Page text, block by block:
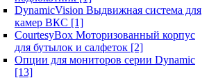
DynamicVision Выдвижная система для
камер ВКС [1]
CourtesyBox Моторизованный корпус
для бутылок и салфеток [2]
Опции для мониторов серии Dynamic
[13]